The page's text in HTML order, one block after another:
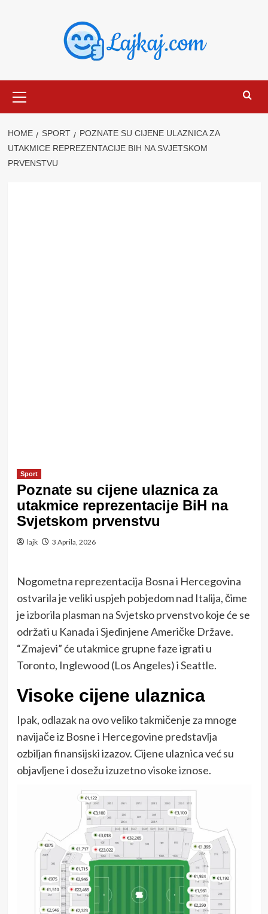
Menu
HOME SPORT
POZNATE SU CIJENE ULAZNICA ZA
UTAKMICE REPREZENTACIJE BIH NA SVJETSKOM
PRVENSTVU
Sport
Poznate su cijene ulaznica za
utakmice reprezentacije BiH na
Svjetskom prvenstvu
lajk 3 Aprila, 2026
Nogometna reprezentacija Bosna i Hercegovina
ostvarila je veliki uspjeh pobjedom nad Italija, čime
je izborila plasman na Svjetsko prvenstvo koje će se
održati u KanadaiSjedinjene Američke Države.
“Zmajevi” će utakmice grupne faze igrati u
Toronto, Inglewood (Los Angeles) iSeattle.
Visoke cijene ulaznica
Ipak, odlazak na ovo veliko takmičenje za mnoge
navijače iz Bosne i Hercegovine predstavlja
ozbiljan finansijski izazov. Cijene ulaznica već su
objavljene i dosežu izuzetno visoke iznose.